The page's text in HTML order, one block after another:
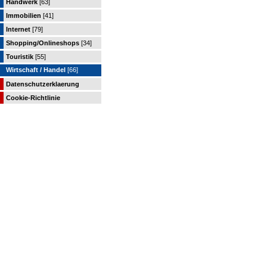
Handwerk [63]
Immobilien [41]
Internet [79]
Shopping/Onlineshops [34]
Touristik [55]
Wirtschaft / Handel [66]
Datenschutzerklaerung
Cookie-Richtlinie